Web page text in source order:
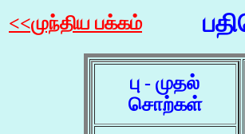
<<முந்திய பக்கம்
பு - முதல்
சொற்கள்